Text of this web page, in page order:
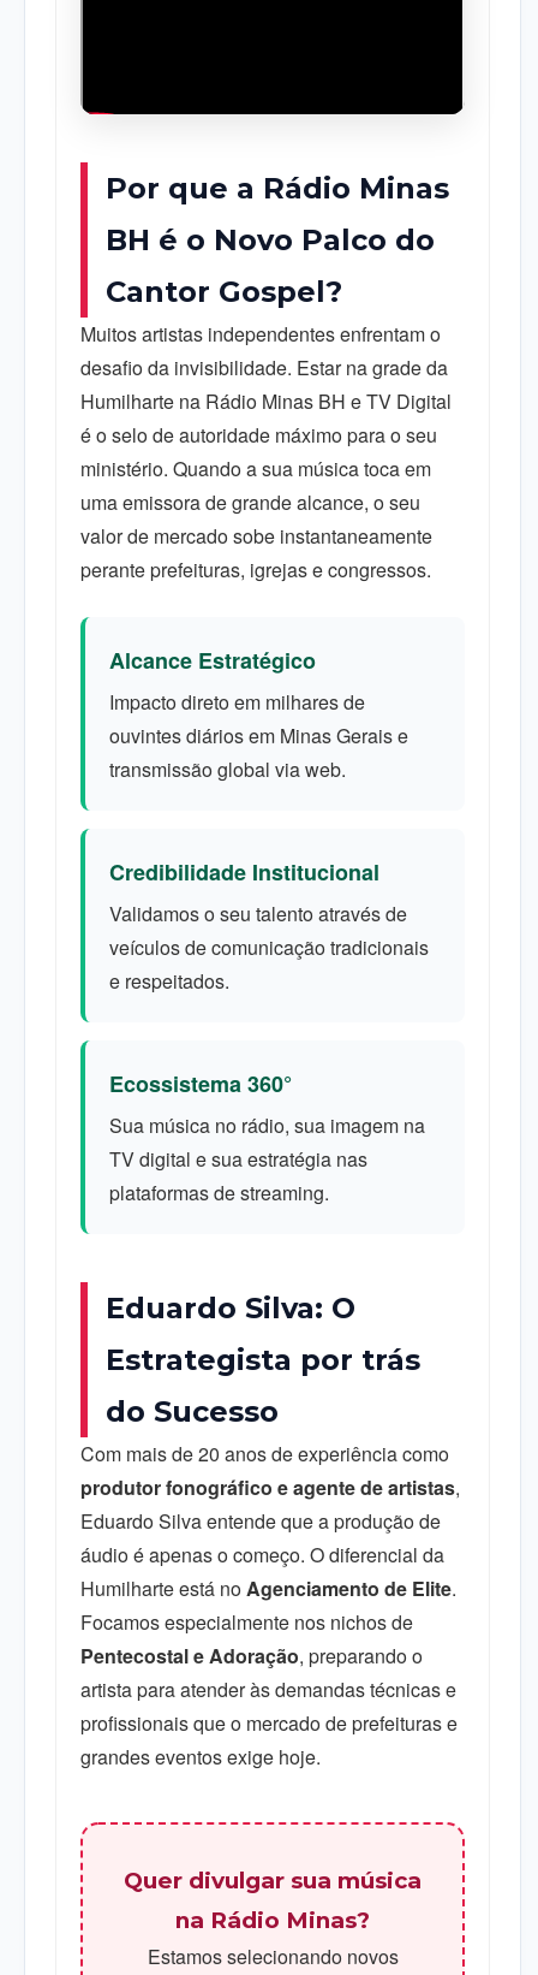
Por que a Rádio Minas
BH é o Novo Palco do
Cantor Gospel?
Muitos artistas independentes enfrentam o
desafio da invisibilidade. Estar na grade da
Humilharte na Rádio Minas BH e TV Digital
é o selo de autoridade máximo para o seu
ministério. Quando a sua música toca em
uma emissora de grande alcance, o seu
valor de mercado sobe instantaneamente
perante prefeituras, igrejas e congressos.
Alcance Estratégico
Impacto direto em milhares de
ouvintes diários em Minas Gerais e
transmissão global via web.
Credibilidade Institucional
Validamos o seu talento através de
veículos de comunicação tradicionais
e respeitados.
Ecossistema 360°
Sua música no rádio, sua imagem na
TV digital e sua estratégia nas
plataformas de streaming.
Eduardo Silva: O
Estrategista por trás
do Sucesso
Com mais de 20 anos de experiência como
produtor fonográfico e agente de artistas,
Eduardo Silva entende que a produção de
áudio é apenas o começo. O diferencial da
Humilharte está noAgenciamento de Elite.
Focamos especialmente nos nichos de
Pentecostal e Adoração, preparando o
artista para atender às demandas técnicas e
profissionais que o mercado de prefeituras e
grandes eventos exige hoje.
Quer divulgar sua música
na Rádio Minas?
Estamos selecionando novos